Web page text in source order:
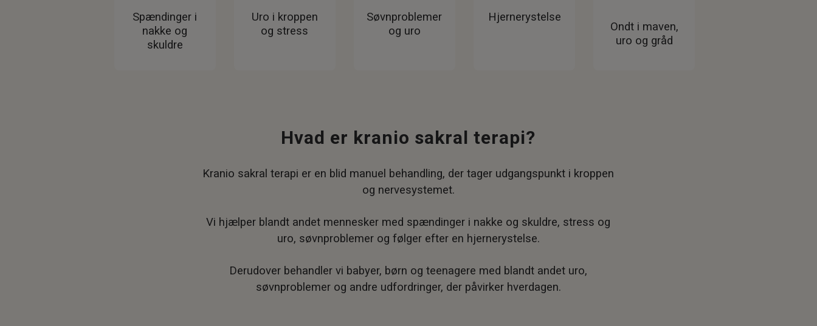
Spændinger i
nakke og
skuldre
Uro i kroppen
og stress
Søvnproblemer
og uro
Hjernerystelse
Ondt i maven,
uro og gråd
Hvad er kranio sakral terapi?
Kranio sakral terapi er en blid manuel behandling, der tager udgangspunkt i kroppen
og nervesystemet.
Vi hjælper blandt andet mennesker med spændinger i nakke og skuldre, stress og
uro, søvnproblemer og følger efter en hjernerystelse.
Derudover behandler vi babyer, børn og teenagere med blandt andet uro,
søvnproblemer og andre udfordringer, der påvirker hverdagen.